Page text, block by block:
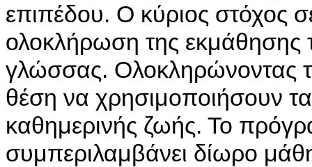
επιπέδου. Ο κύριος στόχος
ολοκλήρωση της εκμάθησης
γλώσσας. Ολοκληρώνοντας
θέση να χρησιμοποιήσουν
καθημερινής ζωής. Το
συμπεριλαμβάνει δίωρο